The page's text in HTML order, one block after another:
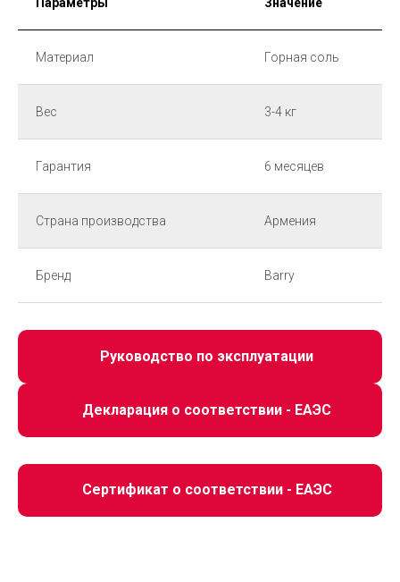
Параметры Значение
Материал Горная соль
Вес 3-4 кг
Гарантия 6 месяцев
Страна производства Армения
Бренд Barry
Руководство по эксплуатации
Декларация о соответствии - ЕАЭС
Сертификат о соответствии - ЕАЭС